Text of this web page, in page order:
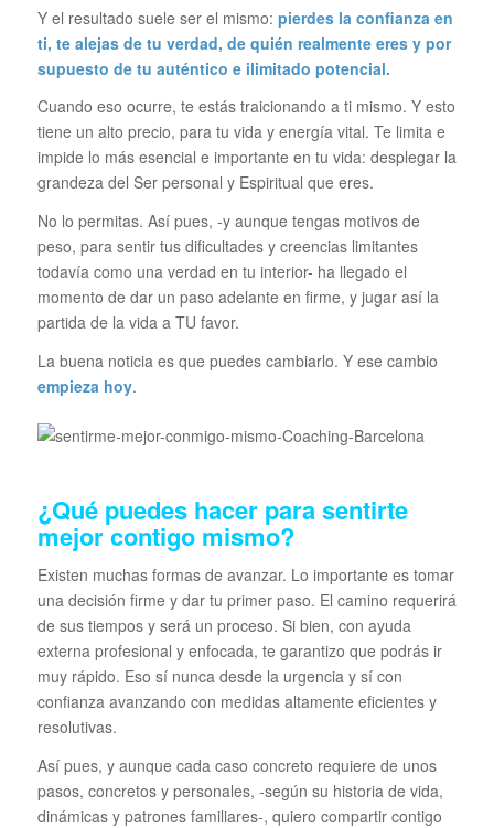
Y el resultado suele ser el mismo: pierdes la confianza en
ti, te alejas de tu verdad, de quién realmente eres y por
supuesto de tu auténtico e ilimitado potencial.
Cuando eso ocurre, te estás traicionando a ti mismo. Y esto
tiene un alto precio, para tu vida y energía vital. Te limita e
impide lo más esencial e importante en tu vida: desplegar la
grandeza del Ser personal y Espiritual que eres.
No lo permitas. Así pues, -y aunque tengas motivos de
peso, para sentir tus dificultades y creencias limitantes
todavía como una verdad en tu interior- ha llegado el
momento de dar un paso adelante en firme, y jugar así la
partida de la vida a TU favor.
La buena noticia es que puedes cambiarlo. Y ese cambio
empieza hoy.
¿Qué puedes hacer para sentirte
mejor contigo mismo?
Existen muchas formas de avanzar. Lo importante es tomar
una decisión firme y dar tu primer paso. El camino requerirá
de sus tiempos y será un proceso. Si bien, con ayuda
externa profesional y enfocada, te garantizo que podrás ir
muy rápido. Eso sí nunca desde la urgencia y sí con
confianza avanzando con medidas altamente eficientes y
resolutivas.
Así pues, y aunque cada caso concreto requiere de unos
pasos, concretos y personales, -según su historia de vida,
dinámicas y patrones familiares-, quiero compartir contigo